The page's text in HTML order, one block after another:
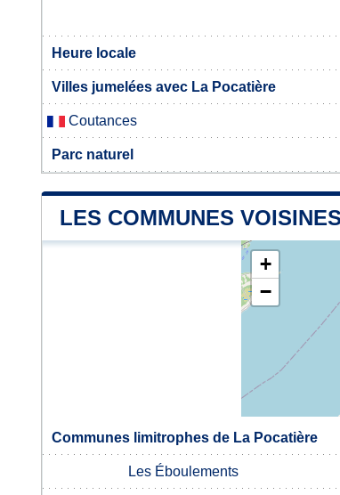
Heure locale
Villes jumelées avec La Pocatière
Coutances
Parc naturel
LES COMMUNES
+
−
Communes limitrophes de La Pocatière
Les Éboulements